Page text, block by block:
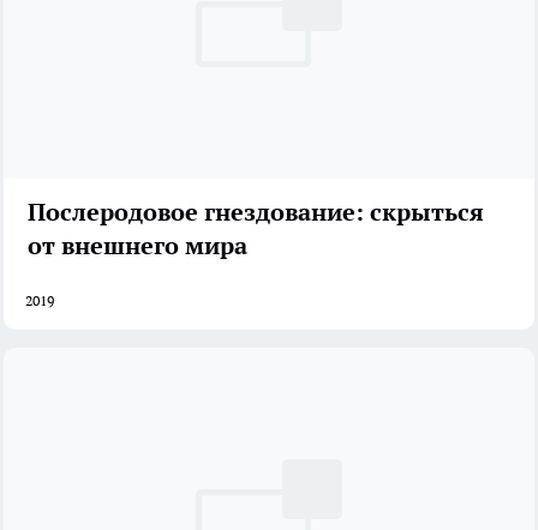
Послеродовое гнездование: скрыться
от внешнего мира
2019